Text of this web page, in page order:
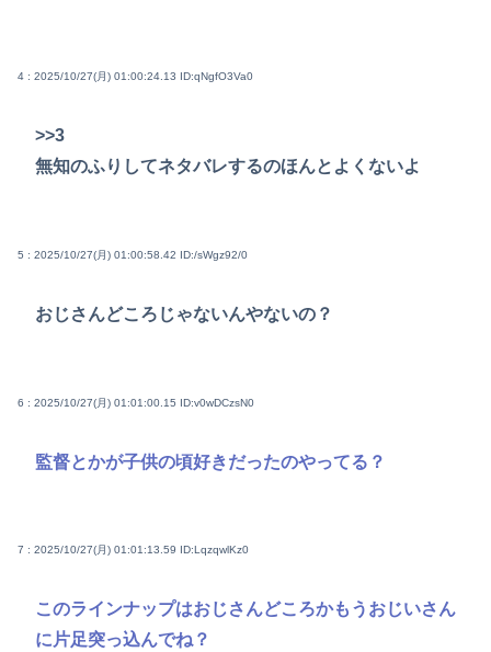
4 : 2025/10/27(月) 01:00:24.13 ID:qNgfO3Va0
>>3
無知のふりしてネタバレするのほんとよくないよ
5 : 2025/10/27(月) 01:00:58.42 ID:/sWgz92/0
おじさんどころじゃないんやないの？
6 : 2025/10/27(月) 01:01:00.15 ID:v0wDCzsN0
監督とかが子供の頃好きだったのやってる？
7 : 2025/10/27(月) 01:01:13.59 ID:LqzqwlKz0
このラインナップはおじさんどころかもうおじいさん
に片足突っ込んでね？